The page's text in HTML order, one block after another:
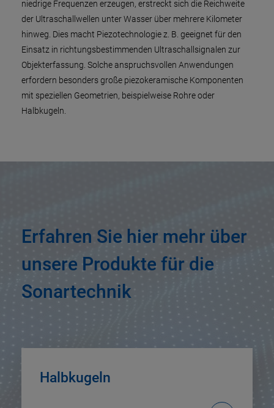
niedrige Frequenzen erzeugen, erstreckt sich die Reichweite
der Ultraschallwellen unter Wasser über mehrere Kilometer
hinweg. Dies macht Piezotechnologie z. B. geeignet für den
Einsatz in richtungsbestimmenden Ultraschallsignalen zur
Objekterfassung. Solche anspruchsvollen Anwendungen
erfordern besonders große piezokeramische Komponenten
mit speziellen Geometrien, beispielweise Rohre oder
Halbkugeln.
Erfahren Sie hier mehr über
unsere Produkte für die
Sonartechnik
Halbkugeln